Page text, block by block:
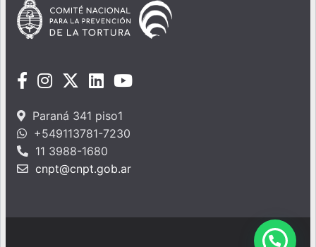
Paraná 341 piso1
+549113781-7230
11 3988-1680
cnpt@cnpt.gob.ar